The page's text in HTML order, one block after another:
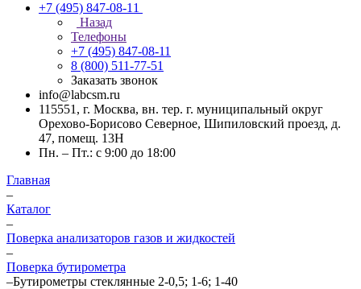
+7 (495) 847-08-11
Назад
Телефоны
+7 (495) 847-08-11
8 (800) 511-77-51
Заказать звонок
info@labcsm.ru
115551, г. Москва, вн. тер. г. муниципальный округ
Орехово-Борисово Северное, Шипиловский проезд, д.
47, помещ. 13Н
Пн. – Пт.: с 9:00 до 18:00
Главная
–
Каталог
–
Поверка анализаторов газов и жидкостей
–
Поверка бутирометра
–Бутирометры стеклянные 2-0,5; 1-6; 1-40